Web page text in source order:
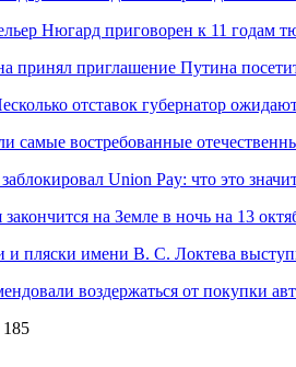
Нюгард приговорен к 11 годам
принял приглашение Путина
отставок губернатор
самые востребованные
заблокировал Union Pay: что это
на Земле в ночь на 13
и пляски имени В. С. Локтева
воздержаться от покупки
185